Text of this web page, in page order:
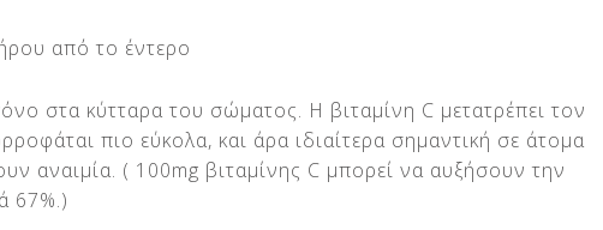
από το έντερο
στα κύτταρα του σώματος. Η βιταμίνη C μετατρέπει τον
πιο εύκολα, και άρα ιδιαίτερα σημαντική σε άτομα
αναιμία. ( 100mg βιταμίνης C μπορεί να αυξήσουν την
67%.)